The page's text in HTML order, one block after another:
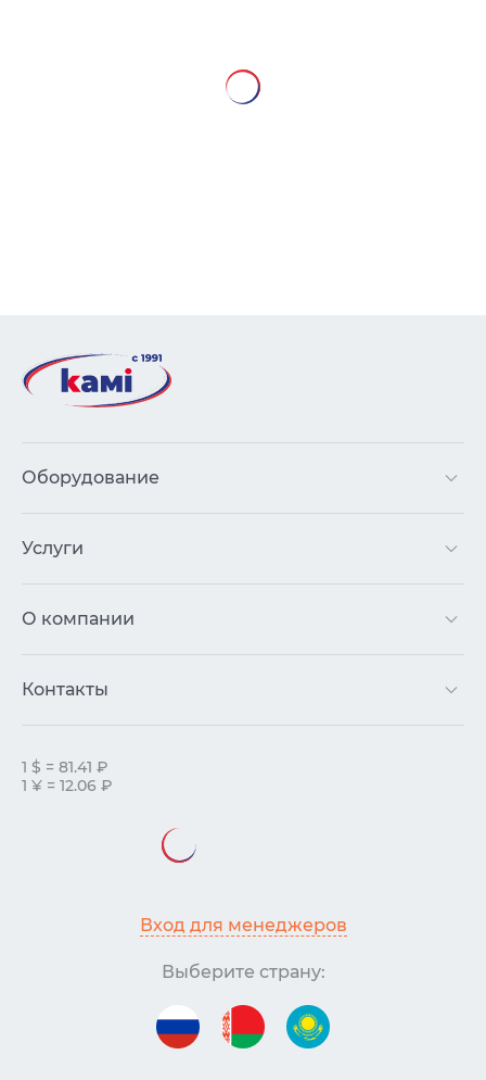
Оборудование
Услуги
О компании
Контакты
1 $ = 81.41 ₽
1 ¥ = 12.06 ₽
Вход для менеджеров
Выберите страну: